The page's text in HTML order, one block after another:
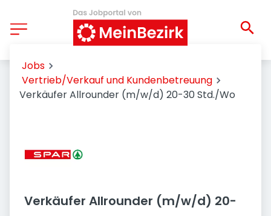
Jobs
Vertrieb/Verkauf und Kundenbetreuung
Verkäufer Allrounder (m/w/d) 20-30 Std./Wo
Verkäufer Allrounder (m/w/d) 20-